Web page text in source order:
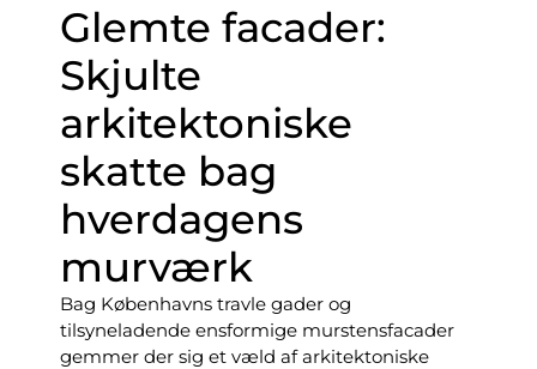
Glemte facader:
Skjulte
arkitektoniske
skatte bag
hverdagens
murværk
Bag Københavns travle gader og
tilsyneladende ensformige murstensfacader
gemmer der sig et væld af arkitektoniske